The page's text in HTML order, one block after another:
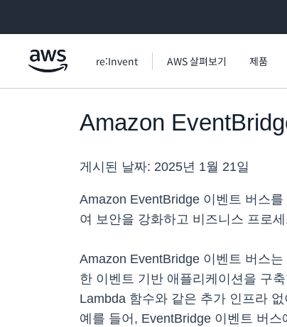
re:Invent AWS 살펴보기 제품
Amazon
게시된 날짜: 2025년 1월 21일
Amazon EventBridge 이벤트 버스
여 보안을 강화하고 비즈니스 프로
Amazon EventBridge 이벤트 버스
한 이벤트 기반 애플리케이션을 구
Lambda 함수와 같은 추가 인프라
예를 들어, EventBridge 이벤트 버